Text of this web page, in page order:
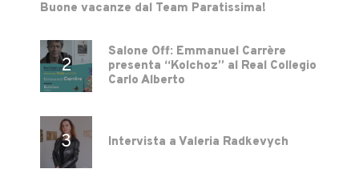
Buone vacanze dal Team Paratissima!
Salone Off: Emmanuel Carrère
presenta “Kolchoz” al Real Collegio
Carlo Alberto
Intervista a Valeria Radkevych